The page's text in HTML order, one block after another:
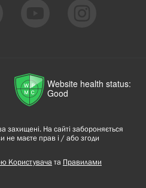
Website health status:
Good
На сайті забороняється
не маєте прав і / або згоди
Користувача та Правилами